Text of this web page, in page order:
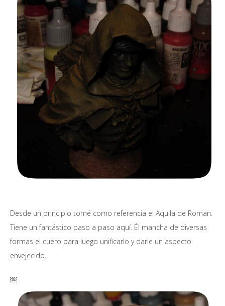
Desde un principio tomé como referencia el Aquila de Roman.
Tiene un fantástico paso a paso aquí. Él mancha de diversas
formas el cuero para luego unificarlo y darle un aspecto
envejecido.
￼